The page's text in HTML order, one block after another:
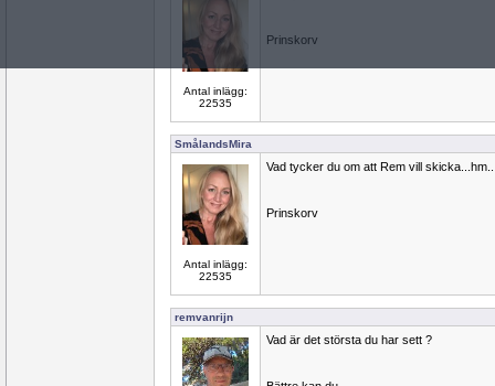
Antal inlägg:
22535
Prinskorv
SmålandsMira
Antal inlägg:
22535
Vad tycker du om att Rem vill
Prinskorv
remvanrijn
Vad är det största du har sett ?